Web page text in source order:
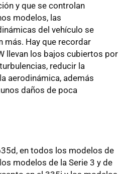
y que se controlan
modelos, las
del vehículo se
más. Hay que recordar
llevan los bajos cubiertos por
reducir la
aerodinámica, además
daños de poca
en todos los modelos de
modelos de la Serie 3 y de